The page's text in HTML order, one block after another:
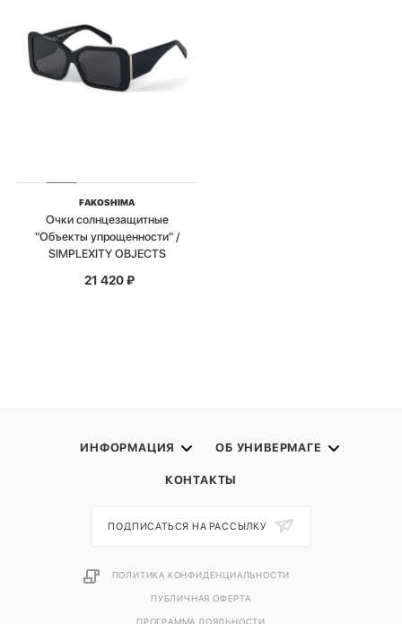
FAKOSHIMA
Очки солнцезащитные
"Объекты упрощенности" /
SIMPLEXITY OBJECTS
21 420₽
ИНФОРМАЦИЯ ОБ УНИВЕРМАГЕ
КОНТАКТЫ
ПОДПИСАТЬСЯ НА РАССЫЛКУ
ПОЛИТИКА КОНФИДЕНЦИАЛЬНОСТИ
ПУБЛИЧНАЯ ОФЕРТА
ПРОГРАММА ЛОЯЛЬНОСТИ